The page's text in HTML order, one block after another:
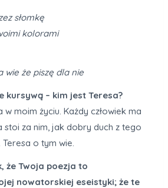
słomkę
kolorami
wie że piszę dla nie
kursywą – kim jest Teresa?
w moim życiu. Każdy człowiek ma
za nim, jak dobry duch z tego
o tym wie.
że Twoja poezja to
nowatorskiej eseistyki; że te